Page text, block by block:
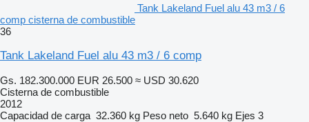
Tank Lakeland Fuel alu 43 m3 / 6
comp cisterna de combustible
36
Tank Lakeland Fuel alu 43 m3 / 6 comp
Gs. 182.300.000 EUR 26.500 ≈ USD 30.620
Cisterna de combustible
2012
Capacidad de carga 32.360 kg Peso neto 5.640 kg Ejes 3